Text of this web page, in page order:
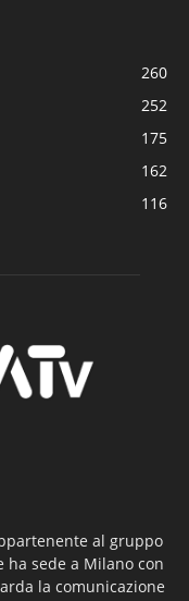
260
252
175
162
116
al gruppo
ha sede a Milano con
la comunicazione